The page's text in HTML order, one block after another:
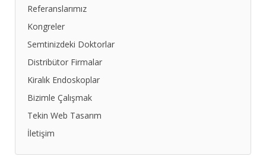
Defibrilatör
CardioAid 200B
Holter
Efor Testi
11 Büyük Diyet Yanlışı
BM den Obezite Uyarısı
Cep Telefonundan Korunmanın 10 Yolu
Egzersizler Hangi Saatte Yapılmalı
Endoskopi Kalp Ameliyatlarını Kabus Olmaktan Çıkardı
Endoskopik Müdahaleyle İz Kalmadan Yeniden Doğun
Evde Doğru Tansiyon Nasıl Ölçülür
Hekimlik Mesleğinde Devrim Yaratacak Kanun
Kanser Tedavisinde Çığır Açan Buluş
Referanslarımız
Kongreler
Semtinizdeki Doktorlar
Distribütor Firmalar
Kiralık Endoskoplar
Bizimle Çalışmak
Tekin Web Tasarım
İletişim